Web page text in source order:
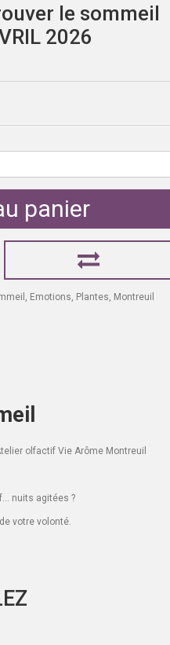
le sommeil
2026
panier
Emotions Plantes Montreuil
olfactif Vie Arôme Montreuil
nuits agitées ?
votre volonté.